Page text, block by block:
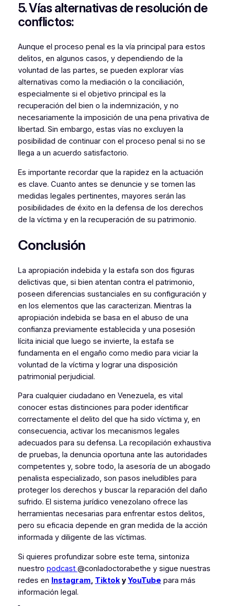
5. Vías alternativas de resolución de
conflictos:
Aunque el proceso penal es la vía principal para estos
delitos, en algunos casos, y dependiendo de la
voluntad de las partes, se pueden explorar vías
alternativas como la mediación o la conciliación,
especialmente si el objetivo principal es la
recuperación del bien o la indemnización, y no
necesariamente la imposición de una pena privativa de
libertad. Sin embargo, estas vías no excluyen la
posibilidad de continuar con el proceso penal si no se
llega a un acuerdo satisfactorio.
Es importante recordar que la rapidez en la actuación
es clave. Cuanto antes se denuncie y se tomen las
medidas legales pertinentes, mayores serán las
posibilidades de éxito en la defensa de los derechos
de la víctima y en la recuperación de su patrimonio.
Conclusión
La apropiación indebida y la estafa son dos figuras
delictivas que, si bien atentan contra el patrimonio,
poseen diferencias sustanciales en su configuración y
en los elementos que las caracterizan. Mientras la
apropiación indebida se basa en el abuso de una
confianza previamente establecida y una posesión
lícita inicial que luego se invierte, la estafa se
fundamenta en el engaño como medio para viciar la
voluntad de la víctima y lograr una disposición
patrimonial perjudicial.
Para cualquier ciudadano en Venezuela, es vital
conocer estas distinciones para poder identificar
correctamente el delito del que ha sido víctima y, en
consecuencia, activar los mecanismos legales
adecuados para su defensa. La recopilación exhaustiva
de pruebas, la denuncia oportuna ante las autoridades
competentes y, sobre todo, la asesoría de un abogado
penalista especializado, son pasos ineludibles para
proteger los derechos y buscar la reparación del daño
sufrido. El sistema jurídico venezolano ofrece las
herramientas necesarias para enfrentar estos delitos,
pero su eficacia depende en gran medida de la acción
informada y diligente de las víctimas.
Si quieres profundizar sobre este tema, sintoniza
nuestro podcast @conladoctorabethe y sigue nuestras
redes en Instagram, TiktokyYouTube para más
información legal.